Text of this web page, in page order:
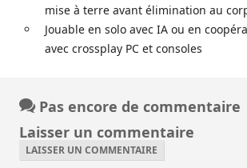
mise à terre avant élimination au
Jouable en solo avec IA ou en
avec crossplay PC et consoles
Pas encore de commentaire
Laisser un commentaire
LAISSER UN COMMENTAIRE